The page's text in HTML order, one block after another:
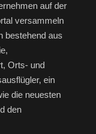
auf der
versammeln
bestehend aus
Orts- und
ein
die neuesten
den